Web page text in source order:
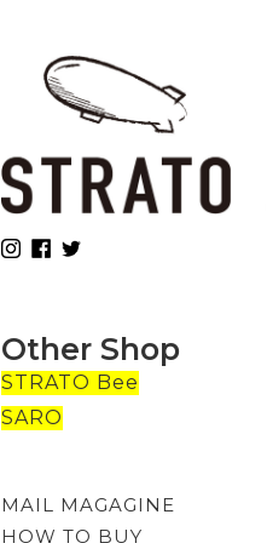
Other Shop
STRATO Bee
SARO
MAIL MAGAGINE
HOW TO BUY